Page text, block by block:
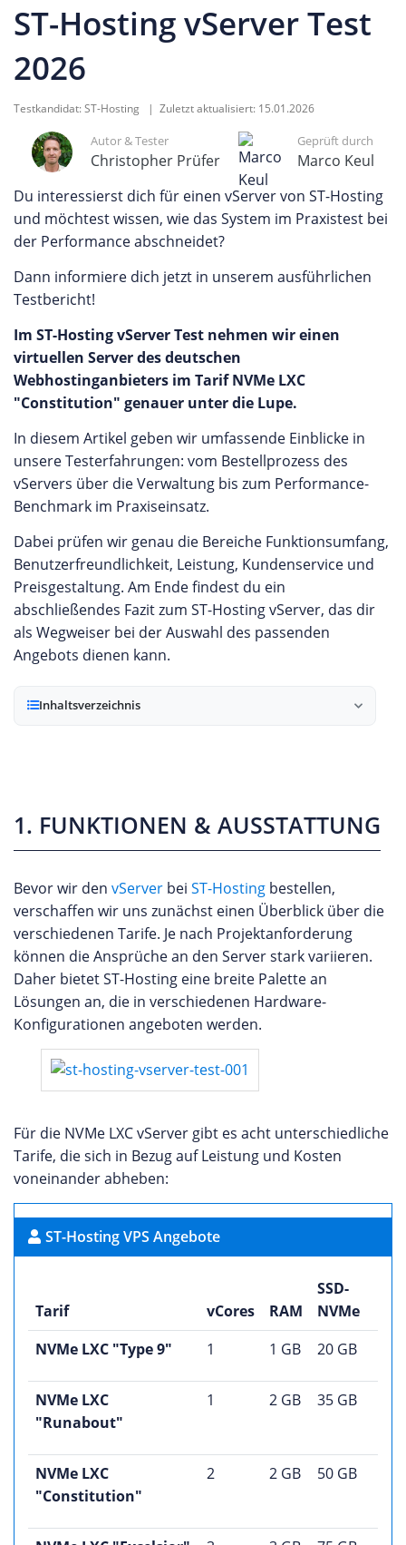
ST-Hosting vServer Test
2026
Testkandidat:ST-Hosting | Zuletzt aktualisiert: 15.01.2026
Autor & Tester
Christopher Prüfer
Geprüft durch
Marco Keul
Du interessierst dich für einen vServer von ST-Hosting
und möchtest wissen, wie das System im Praxistest bei
der Performance abschneidet?
Dann informiere dich jetzt in unserem ausführlichen
Testbericht!
Im ST-Hosting vServer Test nehmen wir einen
virtuellen Server des deutschen
Webhostinganbieters im Tarif NVMe LXC
"Constitution" genauer unter die Lupe.
In diesem Artikel geben wir umfassende Einblicke in
unsere Testerfahrungen: vom Bestellprozess des
vServers über die Verwaltung bis zum Performance-
Benchmark im Praxiseinsatz.
Dabei prüfen wir genau die Bereiche Funktionsumfang,
Benutzerfreundlichkeit, Leistung, Kundenservice und
Preisgestaltung. Am Ende findest du ein
abschließendes Fazit zum ST-Hosting vServer, das dir
als Wegweiser bei der Auswahl des passenden
Angebots dienen kann.
Inhaltsverzeichnis
1. FUNKTIONEN & AUSSTATTUNG
Bevor wir den vServer bei ST-Hosting bestellen,
verschaffen wir uns zunächst einen Überblick über die
verschiedenen Tarife. Je nach Projektanforderung
können die Ansprüche an den Server stark variieren.
Daher bietet ST-Hosting eine breite Palette an
Lösungen an, die in verschiedenen Hardware-
Konfigurationen angeboten werden.
Für die NVMe LXC vServer gibt es acht unterschiedliche
Tarife, die sich in Bezug auf Leistung und Kosten
voneinander abheben:
ST-Hosting VPS Angebote
Tarif vCores RAM
SSD-
NVMe
NVMe LXC "Type 9"
1 1 GB 20 GB
NVMe LXC
"Runabout"
1 2 GB 35 GB
NVMe LXC
"Constitution"
2 2 GB 50 GB